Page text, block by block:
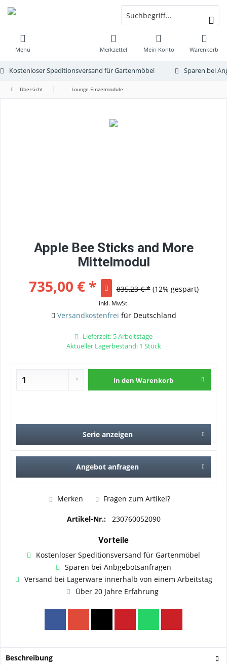
Menü Warenkorb
Merkzettel Mein Konto
Kostenloser Speditionsversand für Gartenmöbel Sparen bei
Übersicht Lounge Einzelmodule
Apple Bee Sticks and More
Mittelmodul
735,00 € * 835,23 € * (12% gespart)
inkl. MwSt.
Versandkostenfrei für Deutschland
Lieferzeit: 5 Arbeitstage
Aktueller Lagerbestand: 1 Stück
In den Warenkorb
Serie anzeigen
Angebot anfragen
Merken Fragen zum Artikel?
Artikel-Nr.: 230760052090
Vorteile
Kostenloser Speditionsversand für Gartenmöbel
Sparen bei Anbgebotsanfragen
Versand bei Lagerware innerhalb von einem Arbeitstag
Über 20 Jahre Erfahrung
Beschreibung